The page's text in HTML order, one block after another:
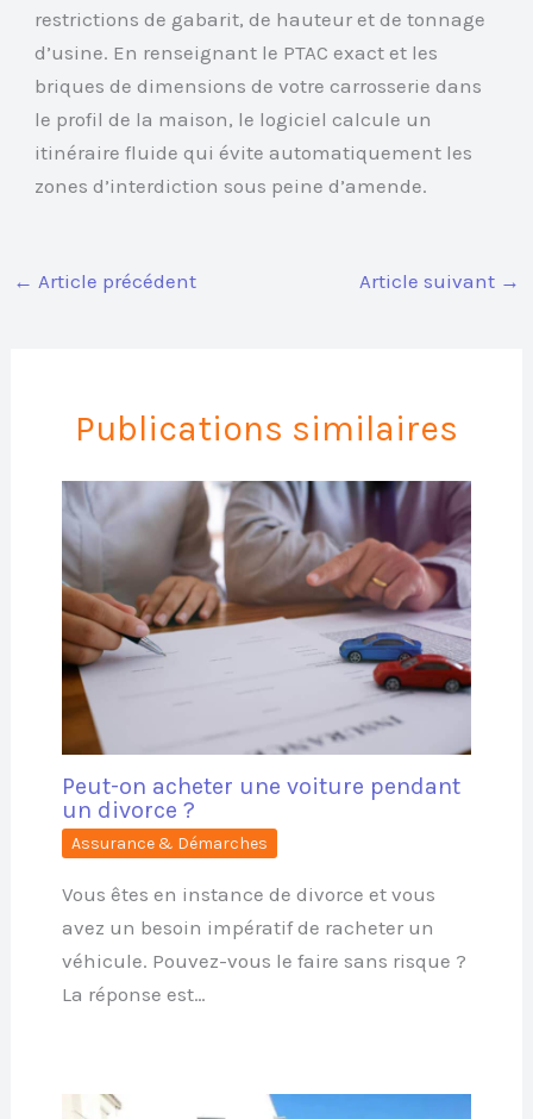
restrictions de gabarit, de hauteur et de tonnage
d’usine. En renseignant le PTAC exact et les
briques de dimensions de votre carrosserie dans
le profil de la maison, le logiciel calcule un
itinéraire fluide qui évite automatiquement les
zones d’interdiction sous peine d’amende.
← Article précédent Article suivant →
Publications similaires
Peut-on acheter une voiture pendant
un divorce ?
Assurance & Démarches
Vous êtes en instance de divorce et vous
avez un besoin impératif de racheter un
véhicule. Pouvez-vous le faire sans risque ?
La réponse est…